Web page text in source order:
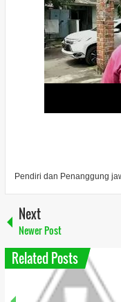
Pendiri dan Penanggung
Next
Newer Post
Related Posts